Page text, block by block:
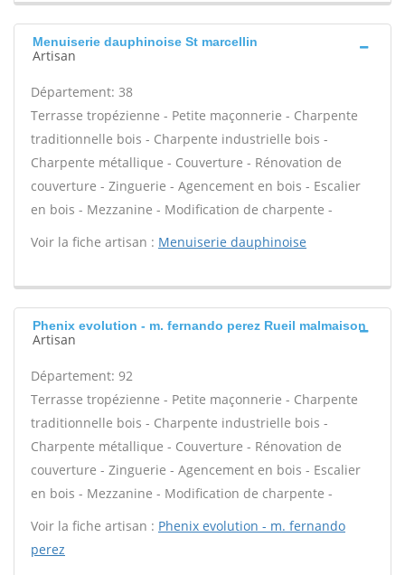
Menuiserie dauphinoise St marcellin
Artisan
Département: 38
Terrasse tropézienne - Petite maçonnerie - Charpente
traditionnelle bois - Charpente industrielle bois -
Charpente métallique - Couverture - Rénovation de
couverture - Zinguerie - Agencement en bois - Escalier
en bois - Mezzanine - Modification de charpente -
Voir la fiche artisan : Menuiserie dauphinoise
Phenix evolution - m. fernando perez Rueil malmaison
Artisan
Département: 92
Terrasse tropézienne - Petite maçonnerie - Charpente
traditionnelle bois - Charpente industrielle bois -
Charpente métallique - Couverture - Rénovation de
couverture - Zinguerie - Agencement en bois - Escalier
en bois - Mezzanine - Modification de charpente -
Voir la fiche artisan : Phenix evolution - m. fernando
perez